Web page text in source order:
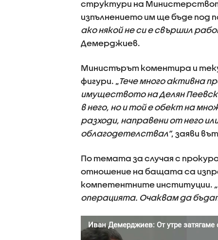
структури на
изпълнението им ще бъде под
ако някой не си е свършил
Демерджиев.
Министърът коментира и
фигури. „Тече много активна
имуществото на Делян
в него, но и той е обект на
разходи, направени от него
облагодетелствал”, заяви
По темата за случая с
отношение на бащата са
компетентните институции.
операцията. Очаквам да